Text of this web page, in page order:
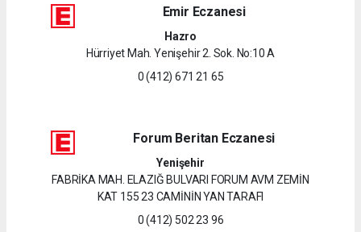
Emir Eczanesi
Hazro
Hürriyet Mah. Yenişehir 2. Sok. No:10 A
0 (412) 671 21 65
Forum Beritan Eczanesi
Yenişehir
FABRİKA MAH. ELAZIĞ BULVARI FORUM AVM ZEMİN
KAT 155 23 CAMİNİN YAN TARAFI
0 (412) 502 23 96